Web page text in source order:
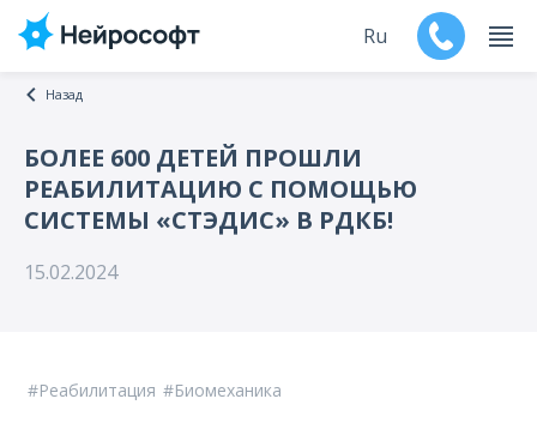
Продукты
Ru
Назад
БОЛЕЕ 600 ДЕТЕЙ ПРОШЛИ
РЕАБИЛИТАЦИЮ С ПОМОЩЬЮ
СИСТЕМЫ «СТЭДИС» В РДКБ!
15.02.2024
Реабилитация Биомеханика